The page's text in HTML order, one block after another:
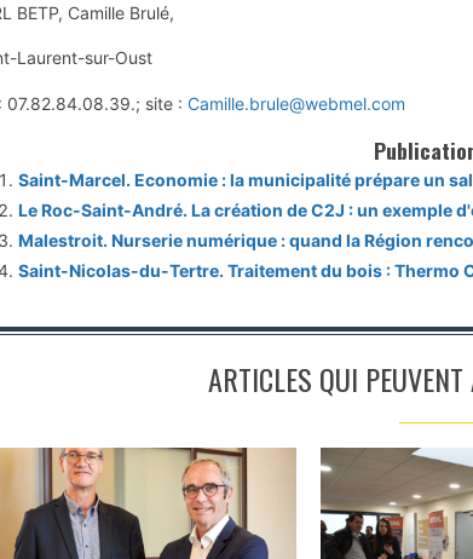
BETP, Camille Brulé,
Laurent-sur-Oust
07.82.84.08.39.; site : Camille.brule@webmel.com
Saint-Marcel. Economie : la municipalité prépare un
Le Roc-Saint-André. La création de C2J : un exemple
Malestroit. Nurserie numérique : quand la Région
Saint-Nicolas-du-Tertre. Traitement du bois : Thermo
ARTICLES QUI